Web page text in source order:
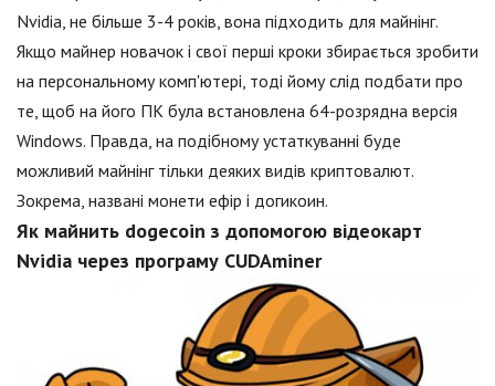
Nvidia, не більше 3-4 років, вона підходить для майнінг.
Якщо майнер новачок і свої перші кроки збирається зробити
на персональному комп'ютері, тоді йому слід подбати про
те, щоб на його ПК була встановлена 64-розрядна версія
Windows. Правда, на подібному устаткуванні буде
можливий майнінг тільки деяких видів криптовалют.
Зокрема, названі монети ефір і догикоин.
Як майнить dogecoin з допомогою відеокарт
Nvidia через програму CUDAminer